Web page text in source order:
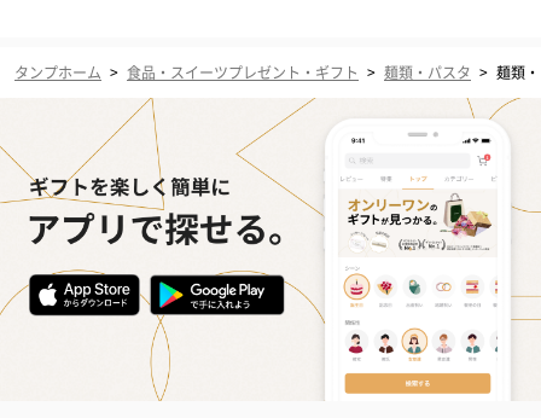
タンプホーム > 食品・スイーツプレゼント・ギフト > 麺類・パスタ > 麺類